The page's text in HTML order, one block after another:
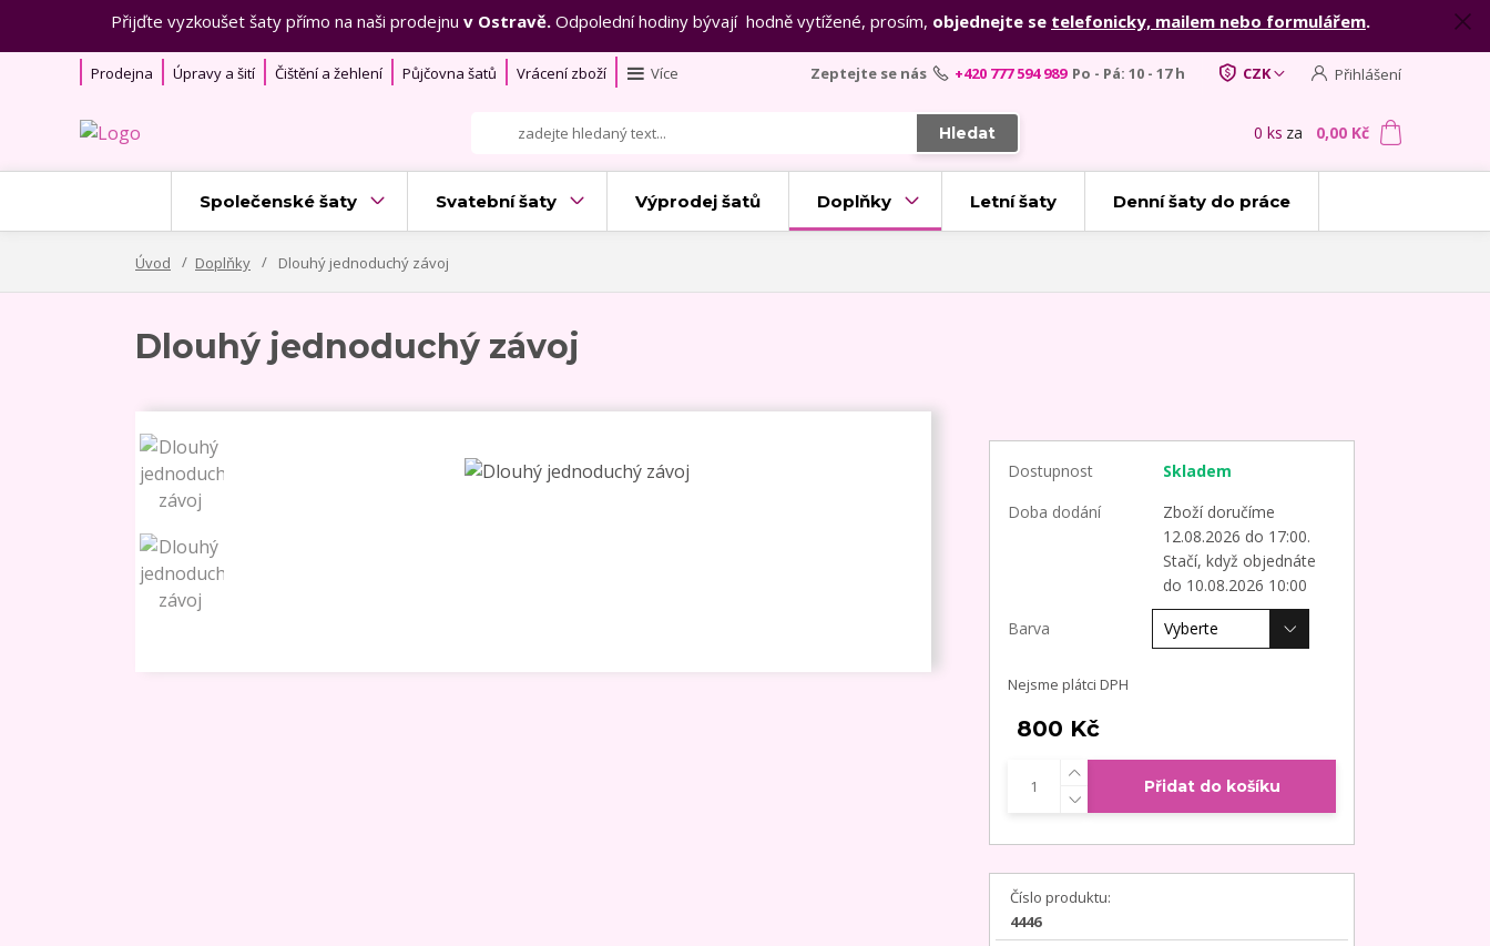
Přijďte vyzkoušet šaty přímo na naši prodejnu v Ostravě. Odpolední hodiny bývají hodně vytížené, prosím, objednejte se telefonicky, mailem nebo formulářem.
Prodejna Úpravy a šití Čištění a žehlení Půjčovna šatů Vrácení zboží Více CZK Přihlášení
Hledat
Zeptejte se nás +420 777 594 989 Po - Pá: 10 - 17 h
0 ks za 0,00 Kč
Společenské šaty Svatební šaty Výprodej šatů Doplňky Letní šaty Denní šaty do práce
Úvod Doplňky Dlouhý jednoduchý závoj
Dlouhý jednoduchý závoj
Dostupnost
Skladem
Doba dodání
Zboží doručíme
12.08.2026 do 17:00.
Stačí, když objednáte
do 10.08.2026 10:00
Barva
Nejsme plátci DPH
800 Kč
Přidat do košíku
Číslo produktu:
4446